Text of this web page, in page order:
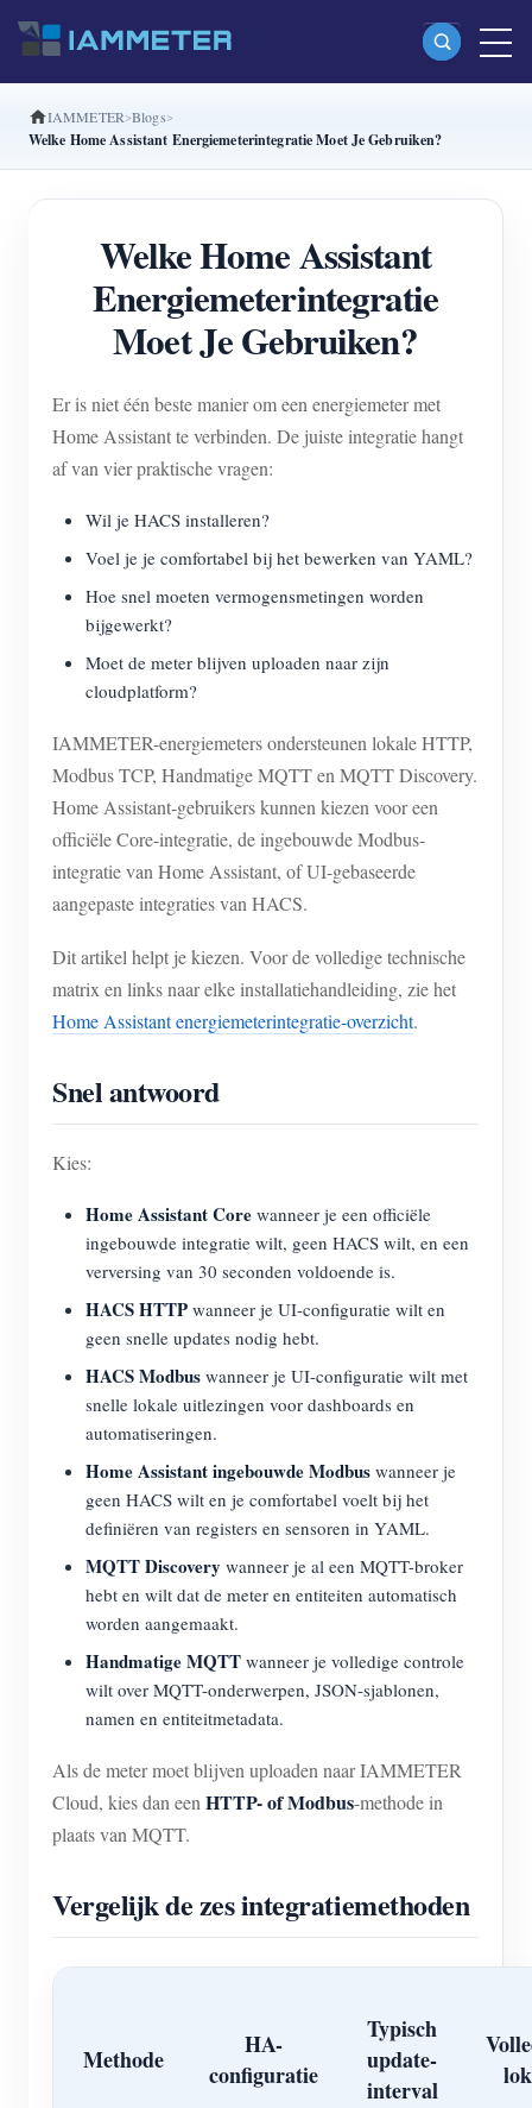
Producten
Driefasige Wi-Fi-energiemeter (WEM3080T)
Driefasige Wi-Fi-energiemeter (WEM3046T)
Driefasige Wi-Fi-energiemeter (WEM3050T)
WiFi-vermogenscontroller
IAMMETER Cloud Pro
IAMMETER-simulator
Virtuele meter
Energievoorspellings- en simulatiesysteem
Energiemonitor voor zonne-PV-systemen
Monitor voor elektriciteitsverbruik
PV-verwarmingsregelsysteem
Domotica
Energiemonitoring voor fabrieken
Winkel
Bronnen
Product snelstart
Documentatie
Tutorialvideo
FAQ
Blogs
Community
Contributor Center
IAMMETER-activiteiten
App Store
Contact
Over ons
IAMMETER Blogs
Welke Home Assistant Energiemeterintegratie Moet Je Gebruiken?
Welke Home Assistant
Energiemeterintegratie
Moet Je Gebruiken?
Er is niet één beste manier om een energiemeter met
Home Assistant te verbinden. De juiste integratie hangt
af van vier praktische vragen:
Wil je HACS installeren?
Voel je je comfortabel bij het bewerken van YAML?
Hoe snel moeten vermogensmetingen worden
bijgewerkt?
Moet de meter blijven uploaden naar zijn
cloudplatform?
IAMMETER-energiemeters ondersteunen lokale HTTP,
Modbus TCP, Handmatige MQTT en MQTT Discovery.
Home Assistant-gebruikers kunnen kiezen voor een
officiële Core-integratie, de ingebouwde Modbus-
integratie van Home Assistant, of UI-gebaseerde
aangepaste integraties van HACS.
Dit artikel helpt je kiezen. Voor de volledige technische
matrix en links naar elke installatiehandleiding, zie het
Home Assistant energiemeterintegratie-overzicht.
Snel antwoord
Kies:
Home Assistant Core wanneer je een officiële
ingebouwde integratie wilt, geen HACS wilt, en een
verversing van 30 seconden voldoende is.
HACS HTTP wanneer je UI-configuratie wilt en
geen snelle updates nodig hebt.
HACS Modbus wanneer je UI-configuratie wilt met
snelle lokale uitlezingen voor dashboards en
automatiseringen.
Home Assistant ingebouwde Modbus wanneer je
geen HACS wilt en je comfortabel voelt bij het
definiëren van registers en sensoren in YAML.
MQTT Discovery wanneer je al een MQTT-broker
hebt en wilt dat de meter en entiteiten automatisch
worden aangemaakt.
Handmatige MQTT wanneer je volledige controle
wilt over MQTT-onderwerpen, JSON-sjablonen,
namen en entiteitmetadata.
Als de meter moet blijven uploaden naar IAMMETER
Cloud, kies dan eenHTTP- of Modbus-methode in
plaats van MQTT.
Vergelijk de zes integratiemethoden
Methode
HA-
configuratie
Typisch
update-
interval